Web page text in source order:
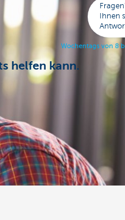
helfen kann.
Ihnen
Wochentags von 8 b